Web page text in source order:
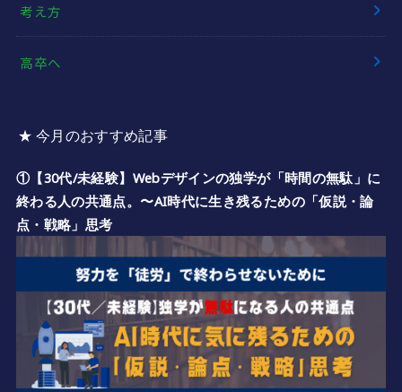
考え方
高卒へ
★ 今月のおすすめ記事
①【30代/未経験】Webデザインの独学が「時間の無駄」に
終わる人の共通点。〜AI時代に生き残るための「仮説・論
点・戦略」思考